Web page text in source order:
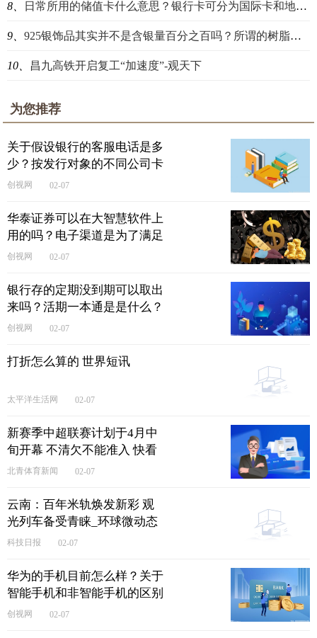
8、 日常所用的储值卡什么意思？银行卡可分为国际卡和地区卡吗？
9、 925银饰品其实并不是含银量百分之百吗？所谓的树脂有什么不同吗？
10、 昌九高铁开启复工“加速度”-观天下
为您推荐
关于假设银行的客服电话是多
少？按发行对象的不同公司卡
和个人卡有什么不同？
创视网 02-07
华泰证券可以在大智慧软件上
用的吗？电子渠道是为了满足
客户的服务吗?
创视网 02-07
银行存的定期没到期可以取出
来吗？活期一本通是是什么？
创视网 02-07
打折怎么算的 世界短讯
太平洋生活网 02-07
新赛季中超联赛计划于4月中
旬开幕 不清欠不能准入 快看
点
北青体育新闻 02-07
云南：百年米轨焕发新彩 观
光列车备受青睐_环球微动态
科技日报 02-07
华为的手机目前怎么样？关于
智能手机和非智能手机的区别
是?
创视网 02-07